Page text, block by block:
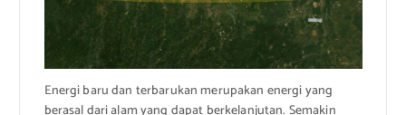
Energi baru dan terbarukan merupakan energi yang
berasal dari alam yang dapat berkelanjutan. Semakin